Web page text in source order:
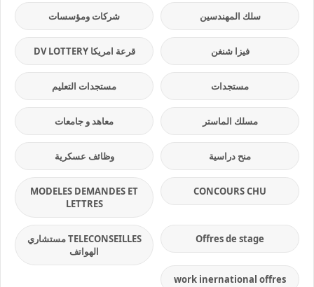
سلك المهندسين شركات ومؤسسات
فيزا شنغن قرعة امريكا DV LOTTERY
مستجدات مستجدات التعليم
مسلك الماستر معاهد و جامعات
منح دراسية وظائف عسكرية
CONCOURS CHU
MODELES DEMANDES ET
LETTRES
Offres de stage
TELECONSEILLES مستشاري
الهواتف
work inernational offres